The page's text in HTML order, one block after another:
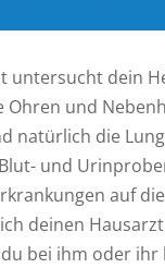
untersucht dein
Ohren und
natürlich die
und
auf
deinen
bei ihm oder ihr